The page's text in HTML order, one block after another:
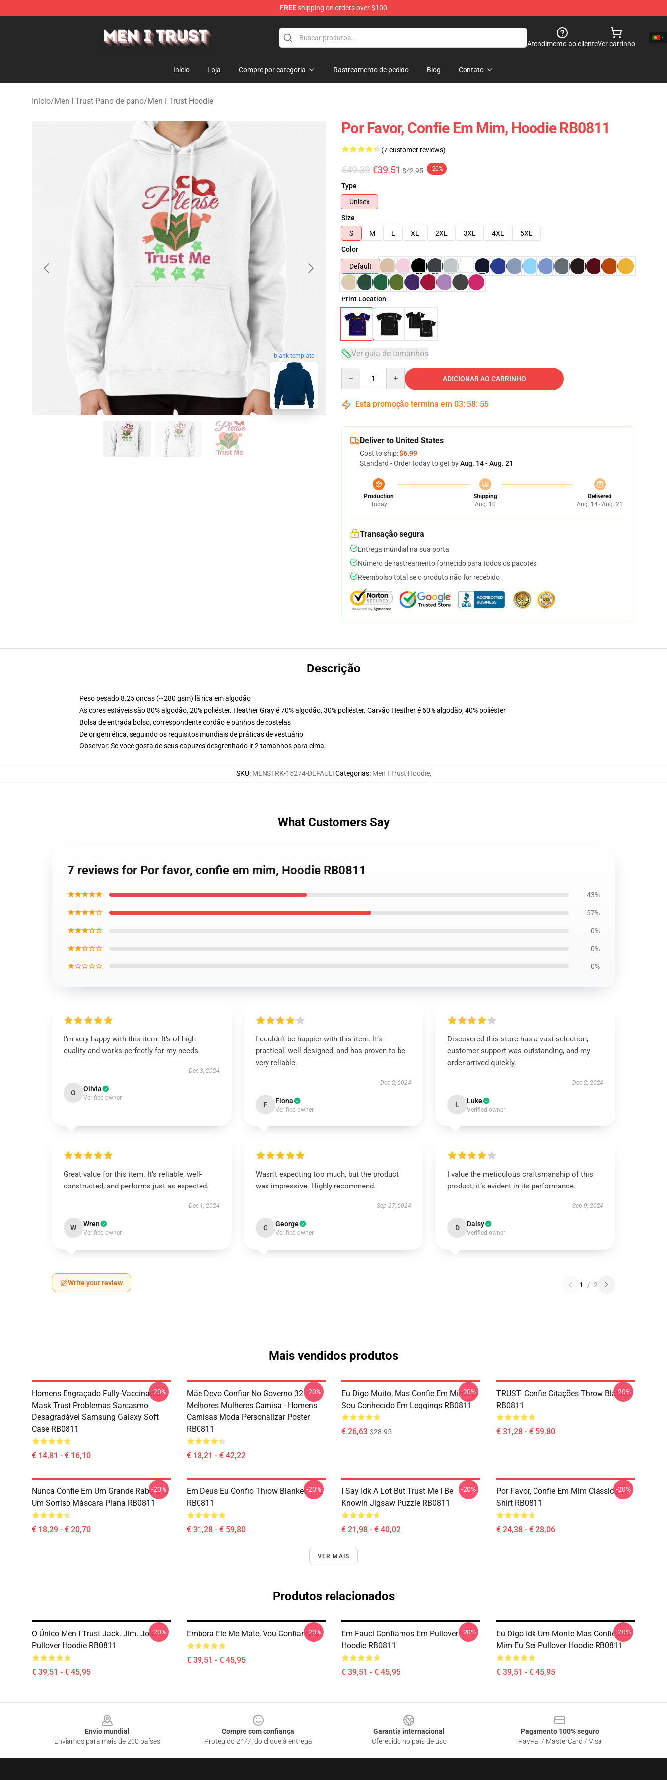
FREEshipping on orders over $100
Atendimento ao clienteVer carrinho
Início Loja Compre por categoria Rastreamento de pedido Blog Contato
Início/Men I Trust Pano de pano/Men I Trust Hoodie
blank template
Por Favor, Confie Em Mim, Hoodie RB0811
(7 customer reviews)
€49.39 €39.51 $42.95 -20%
Type
Unisex
Size
S
M L XL 2XL 3XL 4XL
5XL
Color
Default
Print Location
Ver guia de tamanhos
ADICIONAR AO CARRINHO
Esta promoção termina em 03: 58: 54
Deliver to United States
Cost to ship:$6.99
Standard - Order today to get byAug. 14 - Aug. 21
Production
Today
Shipping
Aug. 10
Delivered
Aug. 14 - Aug. 21
Transação segura
Entrega mundial na sua porta
Número de rastreamento fornecido para todos os pacotes
Reembolso total se o produto não for recebido
Descrição
Peso pesado 8.25 onças (~280 gsm) lã rica em algodão
As cores estáveis são 80% algodão, 20% poliéster. Heather Gray é 70% algodão, 30% poliéster. Carvão Heather é 60% algodão, 40% poliéster
Bolsa de entrada bolso, correspondente cordão e punhos de costelas
De origem ética, seguindo os requisitos mundiais de práticas de vestuário
Observar: Se você gosta de seus capuzes desgrenhado ir 2 tamanhos para cima
SKU: MENSTRK-15274-DEFAULTCategorias: Men I Trust Hoodie,
What Customers Say
7 reviews for Por favor, confie em mim, Hoodie RB0811
★★★★★ 43%
★★★★☆ 57%
★★★☆☆ 0%
★★☆☆☆ 0%
★☆☆☆☆ 0%
I’m very happy with this item. It’s of high
quality and works perfectly for my needs.
Dec 3, 2024
O Olivia
Verified owner
I couldn’t be happier with this item. It’s
practical, well-designed, and has proven to be
very reliable.
Dec 2, 2024
F Fiona
Verified owner
Discovered this store has a vast selection,
customer support was outstanding, and my
order arrived quickly.
Dec 2, 2024
L Luke
Verified owner
Great value for this item. It’s reliable, well-
constructed, and performs just as expected.
Dec 1, 2024
W Wren
Verified owner
Wasn't expecting too much, but the product
was impressive. Highly recommend.
Sep 27, 2024
G George
Verified owner
I value the meticulous craftsmanship of this
product; it’s evident in its performance.
Sep 9, 2024
D Daisy
Verified owner
Write your review 1 / 2
Mais vendidos produtos
Homens Engraçado Fully-Vaccinated
Mask Trust Problemas Sarcasmo
Desagradável Samsung Galaxy Soft
Case RB0811
€ 14,81 - € 16,10
-20%
Mãe Devo Confiar No Governo 32
Melhores Mulheres Camisa - Homens
Camisas Moda Personalizar Poster
RB0811
€ 18,21 - € 42,22
-20%
Eu Digo Muito, Mas Confie Em Mim Eu
Sou Conhecido Em Leggings RB0811
€ 26,63 $28.95
-20%
TRUST- Confie Citações Throw Blanket
RB0811
€ 31,28 - € 59,80
-20%
Nunca Confie Em Um Grande Rabo E
Um Sorriso Máscara Plana RB0811
€ 18,29 - € 20,70
-20%
Em Deus Eu Confio Throw Blanket
RB0811
€ 31,28 - € 59,80
-20%
I Say Idk A Lot But Trust Me I Be
Knowin Jigsaw Puzzle RB0811
€ 21,98 - € 40,02
-20%
Por Favor, Confie Em Mim Clássico T-
Shirt RB0811
€ 24,38 - € 28,06
-20%
VER MAIS
Produtos relacionados
O Único Men I Trust Jack. Jim. Jose
Pullover Hoodie RB0811
€ 39,51 - € 45,95
-20% Embora Ele Me Mate, Vou Confiar Nele.
€ 39,51 - € 45,95
-20%
Em Fauci Confiamos Em Pullover
Hoodie RB0811
€ 39,51 - € 45,95
-20%
Eu Digo Idk Um Monte Mas Confie Em
Mim Eu Sei Pullover Hoodie RB0811
€ 39,51 - € 45,95
-20%
Envio mundial
Enviamos para mais de 200 países
Compre com confiança
Protegido 24/7, do clique à entrega
Garantia internacional
Oferecido no país de uso
Pagamento 100% seguro
PayPal / MasterCard / Visa